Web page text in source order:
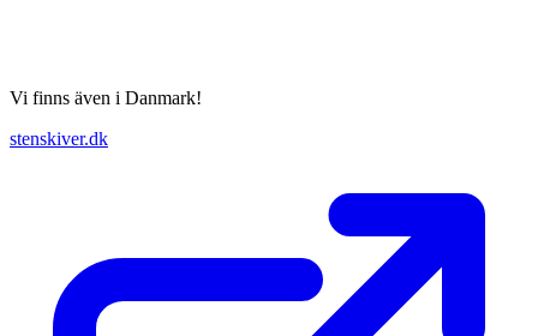
Vi finns även i Danmark!
stenskiver.dk